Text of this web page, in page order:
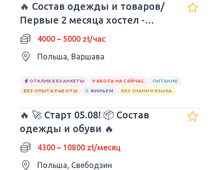
🔥 Состав одежды и товаров/
Первые 2 месяца хостел -
БЕСПЛАТНЫЕ
4000 – 5000 zł/час
Польша, Варшава
ОТКЛИК БЕЗ АНКЕТЫ РАБОТА НА СЕЙЧАС
ПИТАНИЕ
БЕЗ ОПЫТА РАБОТЫ
С ЖИЛЬЕМ БЕЗ ЗНАНИЯ ЯЗЫКА
🔥 🚀 Старт 05.08! 📦 Состав
одежды и обуви 🔥
4300 – 10800 zł/месяц
Польша, Свебодзин